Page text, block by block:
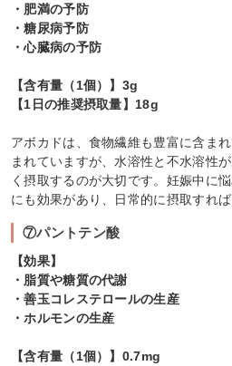
・肥満の予防
・糖尿病予防
・心臓病の予防
【含有量（1個）】3g
【1日の推奨摂取量】18g
アボカドは、食物繊維も豊富に含ま
まれていますが、水溶性と不水溶性
く摂取するのが大切です。妊娠中に
にも効果があり、日常的に摂取すれ
⑦パントテン酸
【効果】
・脂質や糖質の代謝
・善玉コレステロールの生産
・ホルモンの生産
【含有量（1個）】0.7mg